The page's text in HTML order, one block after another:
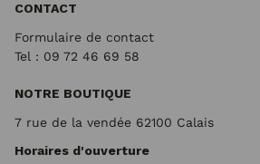
CONTACT
Formulaire de contact
Tel : 09 72 46 69 58
NOTRE BOUTIQUE
7 rue de la vendée 62100 Calais
Horaires d'ouverture